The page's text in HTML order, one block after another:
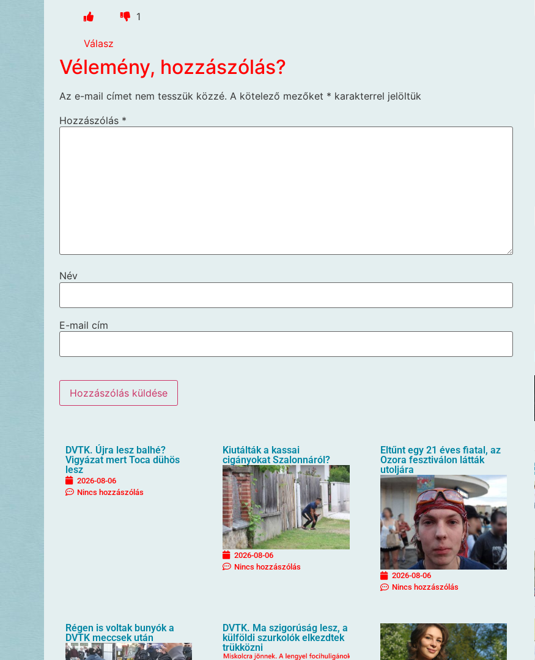
1
Válasz
Vélemény, hozzászólás?
Az e-mail címet nem tesszük közzé. A kötelező mezőket * karakterrel jelöltük
Hozzászólás *
Név
E-mail cím
DVTK. Újra lesz balhé?
Vigyázat mert Toca dühös
lesz
2026-08-06
Nincs hozzászólás
Kiutálták a kassai
cigányokat Szalonnáról?
2026-08-06
Nincs hozzászólás
Eltűnt egy 21 éves fiatal, az
Ozora fesztiválon látták
utoljára
2026-08-06
Nincs hozzászólás
Régen is voltak bunyók a
DVTK meccsek után
DVTK. Ma szigorúság lesz, a
külföldi szurkolók elkezdtek
trükközni